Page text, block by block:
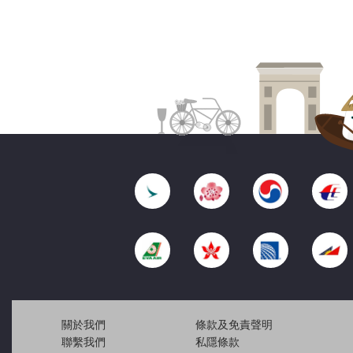
關於我們
聯繫我們
條款及免責聲明
私隱條款